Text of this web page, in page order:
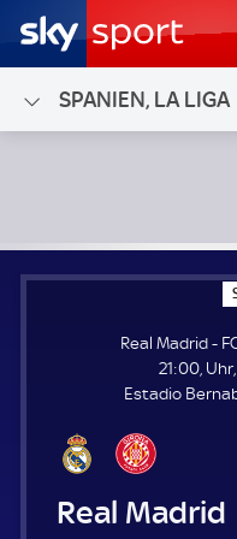
SPANIEN, LA LIGA
Real Madrid -
21:00,
Estadio
Real Madrid